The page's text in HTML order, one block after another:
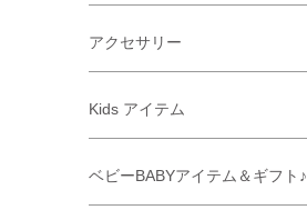
アクセサリー
Kids アイテム
ベビーBABYアイテム＆ギフト♪